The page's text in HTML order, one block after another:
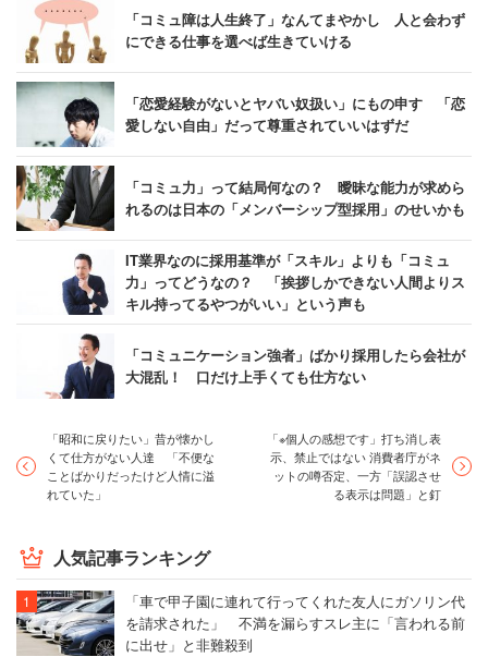
「コミュ障は人生終了」なんてまやかし 人と会わず
にできる仕事を選べば生きていける
「恋愛経験がないとヤバい奴扱い」にもの申す 「恋
愛しない自由」だって尊重されていいはずだ
「コミュ力」って結局何なの？ 曖昧な能力が求めら
れるのは日本の「メンバーシップ型採用」のせいかも
IT業界なのに採用基準が「スキル」よりも「コミュ
力」ってどうなの？ 「挨拶しかできない人間よりス
キル持ってるやつがいい」という声も
「コミュニケーション強者」ばかり採用したら会社が
大混乱！ 口だけ上手くても仕方ない
「昭和に戻りたい」昔が懐かし
くて仕方がない人達 「不便な
ことばかりだったけど人情に溢
れていた」
「※個人の感想です」打ち消し表
示、禁止ではない 消費者庁がネ
ットの噂否定、一方「誤認させ
る表示は問題」と釘
人気記事ランキング
「車で甲子園に連れて行ってくれた友人にガソリン代
を請求された」 不満を漏らすスレ主に「言われる前
に出せ」と非難殺到